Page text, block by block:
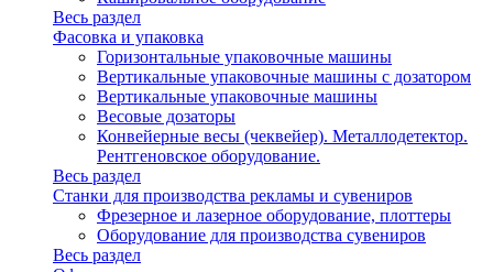
Весь раздел
Фасовка и упаковка
Горизонтальные упаковочные машины
Вертикальные упаковочные машины с дозатором
Вертикальные упаковочные машины
Весовые дозаторы
Конвейерные весы (чеквейер). Металлодетектор.
Рентгеновское оборудование.
Весь раздел
Станки для производства рекламы и сувениров
Фрезерное и лазерное оборудование, плоттеры
Оборудование для производства сувениров
Весь раздел